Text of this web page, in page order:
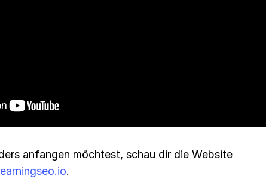
anfangen möchtest, schau dir die Website
.